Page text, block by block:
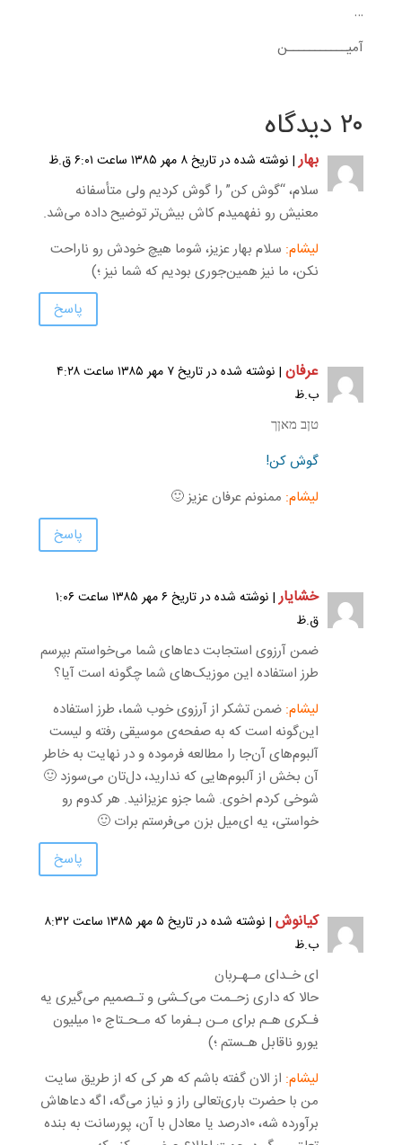
…
آمیـــــــــــن
۲۰ دیدگاه
بهار | نوشته شده در تاریخ ۸ مهر ۱۳۸۵ ساعت ۶:۰۱ ق.ظ
سلام، “گوش کن” را گوش کردیم ولی متأسفانه
معنیش رو نفهمیدم کاش بیش‌تر توضیح داده می‌شد.
لیشام: سلام بهار عزیز، شوما هیچ خودش رو ناراحت
نکن، ما نیز همین‌جوری بودیم که شما نیز ؛)
پاسخ
عرفان
| نوشته شده در تاریخ ۷ مهر ۱۳۸۵ ساعت ۴:۲۸
ب.ظ
טןב מאןך
گوش کن!
لیشام: ممنونم عرفان عزیز 🙂
پاسخ
خشایار
| نوشته شده در تاریخ ۶ مهر ۱۳۸۵ ساعت ۱:۰۶
ق.ظ
ضمن آرزوی استجابت دعاهای شما می‌خواستم بپرسم
طرز استفاده این موزیک‌های شما چگونه است آیا؟
لیشام: ضمن تشکر از آرزوی خوب شما، طرز استفاده
این‌گونه است که به صفحه‌ی موسیقی رفته و لیست
آلبوم‌های آن‌جا را مطالعه فرموده و در نهایت به خاطر
آن بخش از آلبوم‌هایی که ندارید، دل‌تان می‌سوزد 🙂
شوخی کردم اخوی. شما جزو عزیزانید. هر کدوم رو
خواستی، یه ای‌میل بزن می‌فرستم برات 🙂
پاسخ
کیانوش
| نوشته شده در تاریخ ۵ مهر ۱۳۸۵ ساعت ۸:۳۲
ب.ظ
ای خـدای مـهـربان
حالا که داری زحـمت می‌کـشی و تـصمیم می‌گیری یه
فـکری هـم برای مـن بـفرما که مـحـتاج ۱۰ میلیون
یورو ناقابل هـستم ؛)
لیشام: از الان گفته باشم که هر کی که از طریق سایت
من با حضرت باری‌تعالی راز و نیاز می‌گه، اگه دعاهاش
برآورده شه، ۱۰درصد یا معادل با آن، پورسانت به بنده